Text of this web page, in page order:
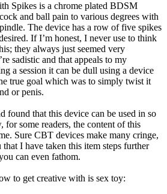
Spikes is a chrome plated BDSM
and ball pain to various degrees with
The device has a row of five spikes
If I’m honest, I never use to think
they always just seemed very
sadistic and that appeals to my
a session it can be dull using a device
true goal which was to simply twist it
or penis.
found that this device can be used in so
for some readers, the content of this
Sure CBT devices make many cringe,
I have taken this item steps further
can even fathom.
to get creative with is sex toy: